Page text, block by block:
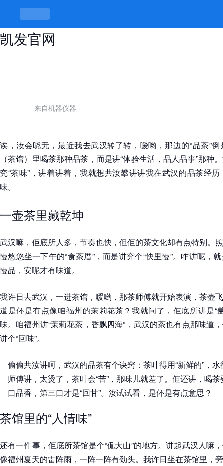
武汉品茶经历，茶里茶外有讲究 -k8
凯发官网
来自机器仪器 ·
诶，汝会晓无，最近我去武汉转了转，嗳哟，那边的“品茶”
（茶馆）里喝茶那种品茶，而是讲“体验生活，品人品事”那种
究“茶味”，讲着讲着，我就想共汝攀讲讲我在武汉的品茶经
味。
一壶茶里藏乾坤
武汉嘛，佢底所人多，节奏也快，但佢的茶文化却有点特别。
慢悠悠坐一下午的“食茶厝”，而是讲究个“快里慢”。咋讲呢，
慢品，安呢才有味道。
我许日去武汉，一进茶馆，嗳哟，那茶师傅就开始表演，茶壶
道是伓是有点像咱福州的茉莉花茶？我就问了，佢底所讲是“
味。咱福州讲“茉莉花茶，香飘四海”，武汉的茶也有点那味道
讲个“回味”。
偷偷共汝讲呵，武汉的品茶有个诀窍：茶叶得用“新鲜的”，水
师傅讲，太烫了，茶叶会“苦”，那味儿就差了。佢还讲，喝
口品香，第三口才是“回甘”。汝试试看，是伓是有点意思？
茶馆里的“人情味”
还有一件事，佢底所茶馆是个“侃大山”的地方。讲起武汉人嘛
像福州夏天的雷阵雨，一阵一阵有劲头。我许日坐在茶馆里，